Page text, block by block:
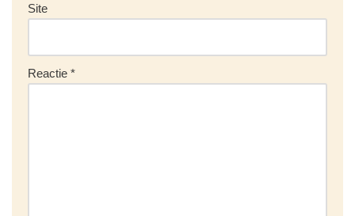
Site
Reactie *